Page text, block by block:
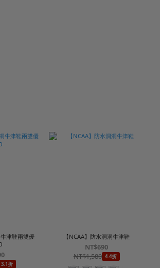
牛津鞋兩雙優
3.1折
【NCAA】防水洞洞牛津鞋
NT$690
NT$1,580 4.4折